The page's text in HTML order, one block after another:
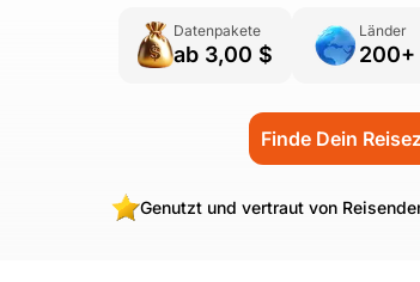
Datenpakete
ab 3,00 $
Länder
200+
Finde Dein
Genutzt und vertraut von